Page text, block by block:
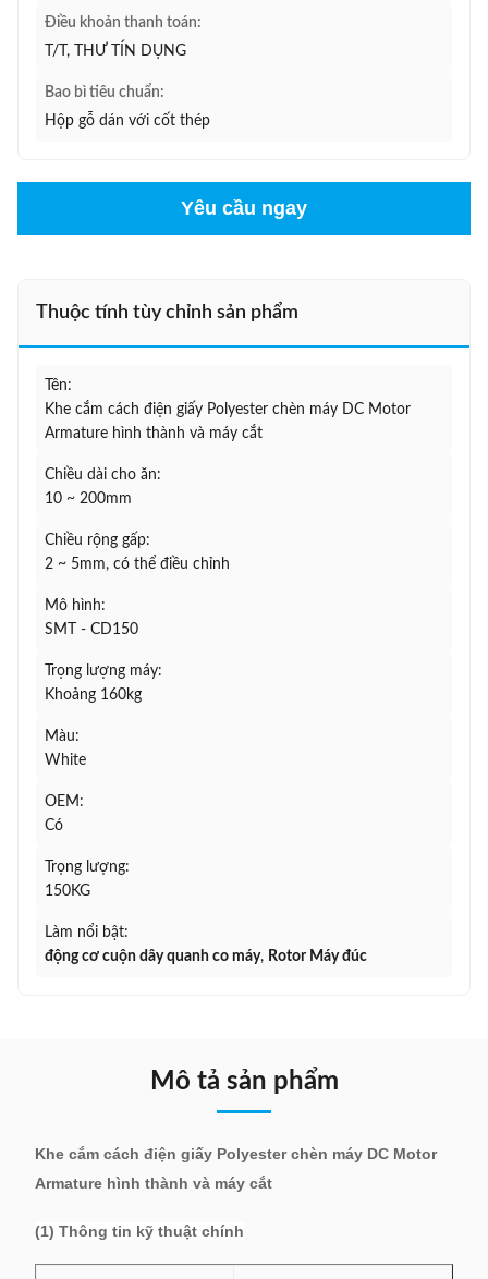
Điều khoản thanh toán:
T/T, THƯ TÍN DỤNG
Bao bì tiêu chuẩn:
Hộp gỗ dán với cốt thép
Yêu cầu ngay
Thuộc tính tùy chỉnh sản phẩm
Tên:
Khe cắm cách điện giấy Polyester chèn máy DC Motor
Armature hình thành và máy cắt
Chiều dài cho ăn:
10 ~ 200mm
Chiều rộng gấp:
2 ~ 5mm, có thể điều chỉnh
Mô hình:
SMT - CD150
Trọng lượng máy:
Khoảng 160kg
Màu:
White
OEM:
Có
Trọng lượng:
150KG
Làm nổi bật:
động cơ cuộn dây quanh co máy, Rotor Máy đúc
Mô tả sản phẩm
Khe cắm cách điện giấy Polyester chèn máy DC Motor
Armature hình thành và máy cắt
(1) Thông tin kỹ thuật chính